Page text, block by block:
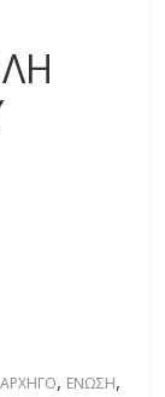
ΑΡΧΗΓΟ, ΕΝΩΣΗ,